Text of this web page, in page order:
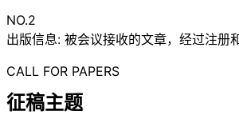
NO.2
出版信息: 被会议接收的文章，经过注
CALL FOR PAPERS
征稿主题